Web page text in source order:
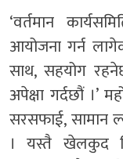
‘वर्तमान
आयोजना गर्न
साथ, सहयोग
अपेक्षा गर्दछौं ।’
सरसफाई, सामान
। यस्तै खेलकुद